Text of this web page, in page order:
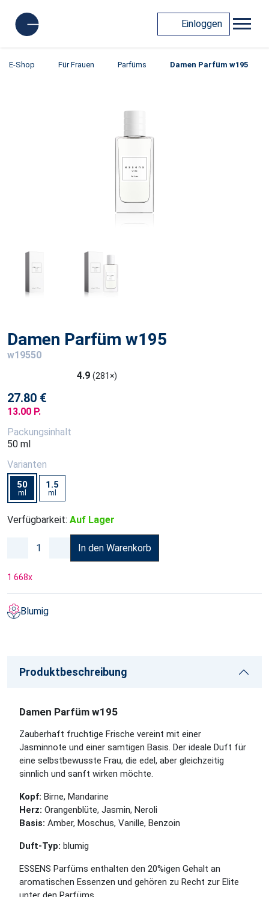
Einloggen
E-Shop Für Frauen Parfüms Damen Parfüm w195
Damen Parfüm w195
w19550
4.9 (281×)
27.80 €
13.00 P.
Packungsinhalt
50 ml
Varianten
50
ml
1.5
ml
Verfügbarkeit: Auf Lager
In den Warenkorb
1 668x
Blumig
Produktbeschreibung
Damen Parfüm w195
Zauberhaft fruchtige Frische vereint mit einer
Jasminnote und einer samtigen Basis. Der ideale Duft für
eine selbstbewusste Frau, die edel, aber gleichzeitig
sinnlich und sanft wirken möchte.
Kopf: Birne, Mandarine
Herz: Orangenblüte, Jasmin, Neroli
Basis: Amber, Moschus, Vanille, Benzoin
Duft-Typ: blumig
ESSENS Parfüms enthalten den 20%igen Gehalt an
aromatischen Essenzen und gehören zu Recht zur Elite